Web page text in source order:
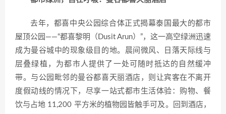
去年，都喜中央公园综合体正式揭幕泰国最大的都市
屋顶公园——“都喜黎明（Dusit Arun）”，这一高空绿洲迅速
成为曼谷城中的现象级目的地。晨间微风、日落天际线与
层叠绿植，为都市人提供了一处可随时抵达的自然缓冲
带。与公园毗邻的曼谷都喜天丽酒店，则让宾客在不离开
度假动线的情况下，尽享一站式都市生活体验：购物、餐
饮与占地 11,200 平方米的植物园皆触手可及。回到酒店，